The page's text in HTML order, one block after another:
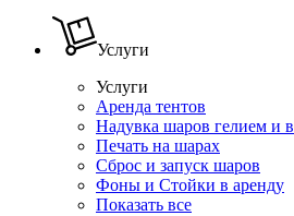
Услуги
Услуги
Аренда тентов
Надувка шаров гелием и
Печать на шарах
Сброс и запуск шаров
Фоны и Стойки в аренду
Показать все